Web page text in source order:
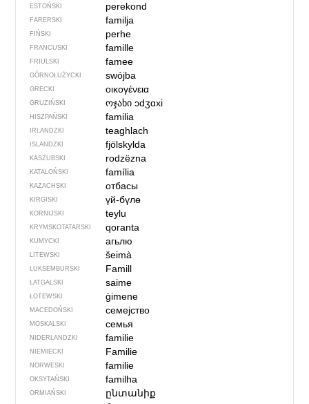
ESTOŃSKI perekond
FARERSKI familja
FIŃSKI perhe
FRANCUSKI famille
FRIULSKI famee
GÓRNOŁUŻYCKI swójba
GRECKI οικογένεια
GRUZIŃSKI ოჯახიɔdʒɑxi
HISZPAŃSKI familia
IRLANDZKI teaghlach
ISLANDZKI fjölskylda
KASZUBSKI rodzëzna
KATALOŃSKI família
KAZACHSKI отбасы
KIRGISKI үй-бүлө
KORNIJSKI teylu
KRYMSKOTATARSKI qoranta
KUMYCKI агьлю
LITEWSKI šeimà
LUKSEMBURSKI Famill
ŁATGALSKI saime
ŁOTEWSKI ģimene
MACEDOŃSKI семејство
MOSKALSKI семья
NIDERLANDZKI familie
NIEMIECKI Familie
NORWESKI familie
OKSYTAŃSKI familha
ORMIAŃSKI ընտանիք